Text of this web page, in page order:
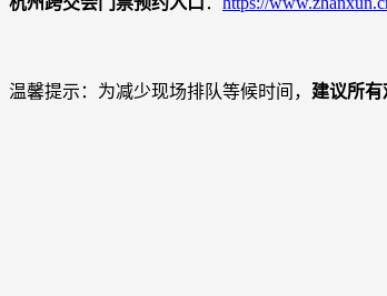
温馨提示：为减少现场排队等候时间， 建议所